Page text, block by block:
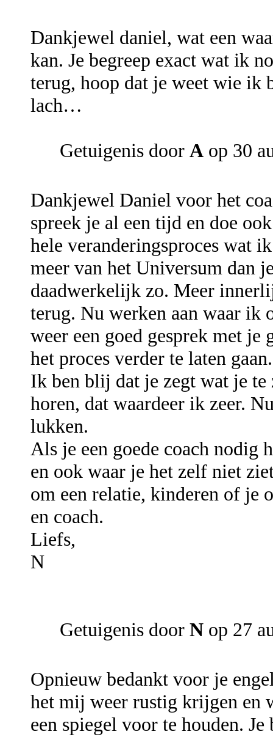
Dankjewel daniel, wat een
kan. Je begreep exact wat ik
terug, hoop dat je weet wie ik
lach…
Getuigenis door A op 30
Dankjewel Daniel voor het
spreek je al een tijd en doe
hele veranderingsproces wat
meer van het Universum dan
daadwerkelijk zo. Meer
terug. Nu werken aan waar ik
weer een goed gesprek met je
het proces verder te laten gaan.
Ik ben blij dat je zegt wat je
horen, dat waardeer ik zeer.
lukken.
Als je een goede coach nodig
en ook waar je het zelf niet
om een relatie, kinderen of je
en coach.
Liefs,
N
Getuigenis door N op 27
Opnieuw bedankt voor je
het mij weer rustig krijgen en
een spiegel voor te houden.